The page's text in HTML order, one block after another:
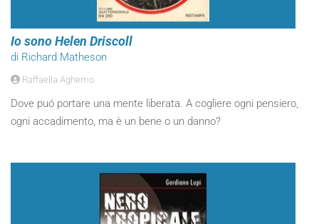
Io sono Helen Driscoll
di Richard Matheson
Raffaella Aghemo
Dove puó portare una mente liberata. A cogliere ogni pensiero,
ogni accadimento, ma è un bene o un danno?